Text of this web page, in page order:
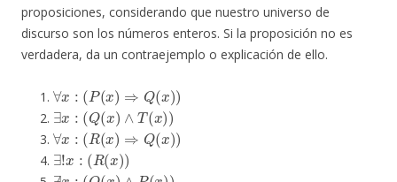
proposiciones, considerando que nuestro universo de
discurso son los números enteros. Si la proposición no es
verdadera, da un contraejemplo o explicación de ello.
∀ P(x ) ⇒
)
∃x ( Q(x)∧T x))
∀x ( R(x)⇒Q ( x))
∃!x : R(x))
∄x: Q(x)∧P( ))